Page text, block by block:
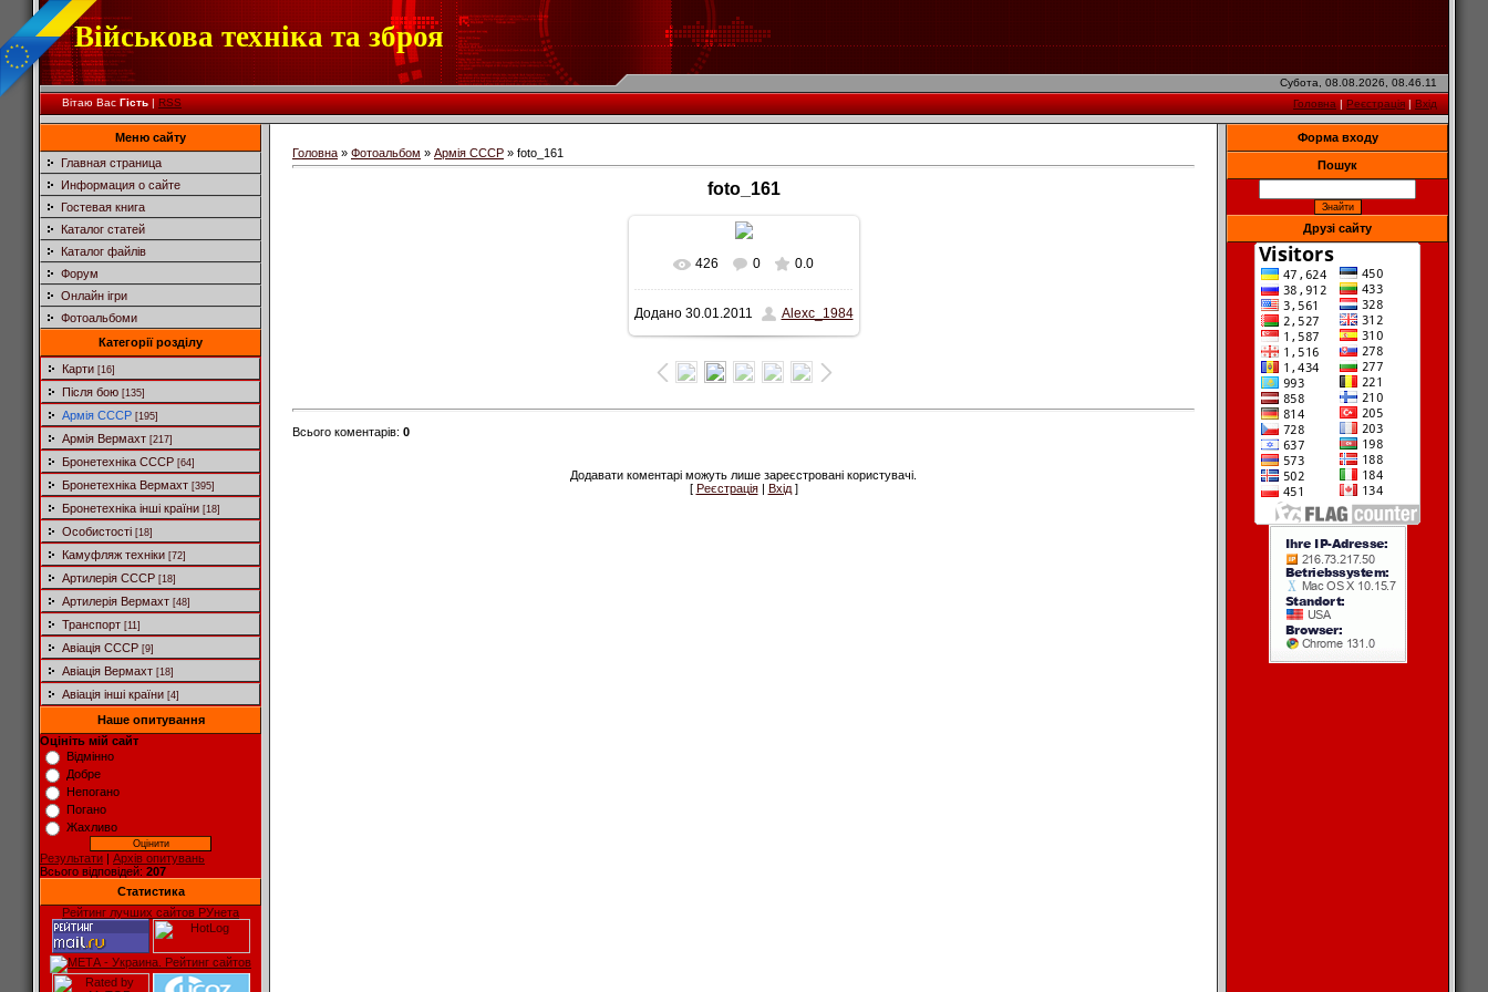
Військова техніка та зброя
Субота, 08.08.2026, 08.46.11
Вітаю Вас Гість|RSS Головна|Реєстрація|Вхід
Меню сайту
Главная страница
Информация о сайте
Гостевая книга
Каталог статей
Каталог файлів
Форум
Онлайн ігри
Фотоальбоми
Категорії розділу
Карти [16]
Після бою [135]
Армія СССР [195]
Армія Вермахт [217]
Бронетехніка СССР [64]
Бронетехніка Вермахт [395]
Бронетехніка інші країни [18]
Особистості [18]
Камуфляж техніки [72]
Артилерія СССР [18]
Артилерія Вермахт [48]
Транспорт [11]
Авіація СССР [9]
Авіація Вермахт [18]
Авіація інші країни [4]
Наше опитування
Оцініть мій сайт
Відмінно
Добре
Непогано
Погано
Жахливо
Результати | Архів опитувань
Всього відповідей: 207
Статистика
Рейтинг лучших сайтов РУнета
Головна » Фотоальбом » Армія СССР » foto_161
foto_161
426 0 0.0
Додано30.01.2011 Alexc_1984
Всього коментарів: 0
Додавати коментарі можуть лише зареєстровані користувачі.
[ Реєстрація| Вхід]
Форма входу
Пошук
Друзі сайту